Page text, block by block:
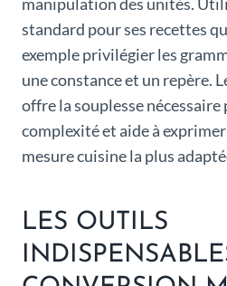
standard pour ses recettes
exemple privilégier les
une constance et un repère.
offre la souplesse
complexité et aide à
mesure cuisine la plus
LES OUTILS